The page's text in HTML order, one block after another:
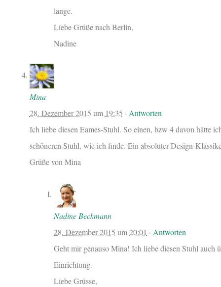
lange.
Liebe Grüße nach Berlin,
Nadine
Mina
28. Dezember 2015 um 19:35 · Antworten
Ich liebe diesen Eames-Stuhl. So einen, bzw 4 davon hätte
schöneren Stuhl, wie ich finde. Ein absoluter Design-
Grüße von Mina
Nadine Beckmann
28. Dezember 2015 um20:01 ·Antworten
Geht mir genauso Mina! Ich liebe diesen Stuhl auch
Einrichtung.
Liebe Grüsse,